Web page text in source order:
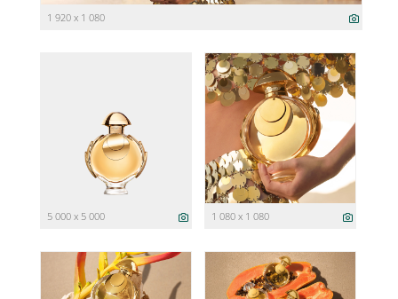
1 920 x 1 080
5 000 x 5 000 1 080 x 1 080